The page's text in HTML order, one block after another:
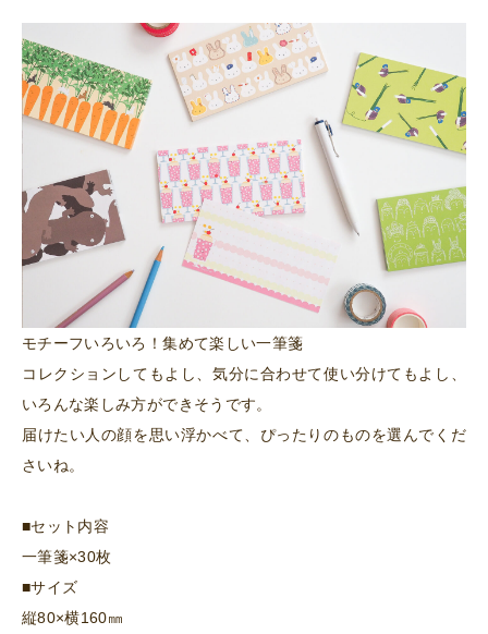
モチーフいろいろ！集めて楽しい一筆箋
コレクションしてもよし、気分に合わせて使い分けてもよし、
いろんな楽しみ方ができそうです。
届けたい人の顔を思い浮かべて、ぴったりのものを選んでくだ
さいね。
■セット内容
一筆箋×30枚
■サイズ
縦80×横160㎜